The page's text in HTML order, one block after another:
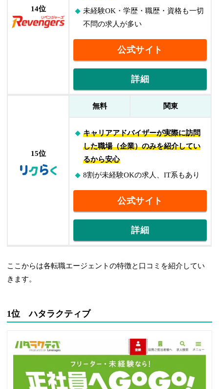
14位
未経験OK・学歴・職歴・資格も一切
不問の求人が多い
公式サイト
詳細
15位
無料 関東
キャリアアドバイザーが実際に訪問
した職場（企業）のみを紹介してい
るから安心
8割が未経験OKの求人、IT系もあり
公式サイト
詳細
ここからは各転職エージェントの特徴と口コミを紹介してい
きます。
1位 ハタラクティブ